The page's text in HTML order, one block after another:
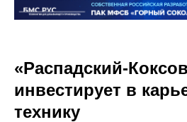
«Распадский-
инвестирует в
технику